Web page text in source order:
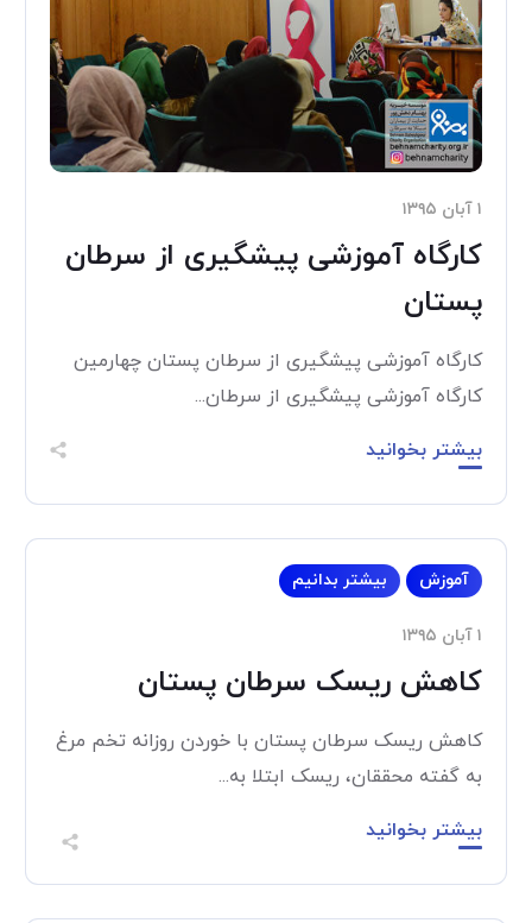
۱ آبان ۱۳۹۵
کارگاه آموزشی پیشگیری از سرطان
پستان
کارگاه آموزشی پیشگیری از سرطان پستان چهارمین
کارگاه آموزشی پیشگیری از سرطان...
بیشتر بخوانید
آموزش بیشتر بدانیم
۱ آبان ۱۳۹۵
کاهش ریسک سرطان پستان
کاهش ریسک سرطان پستان با خوردن روزانه تخم مرغ
به گفته محققان، ریسک ابتلا به...
بیشتر بخوانید